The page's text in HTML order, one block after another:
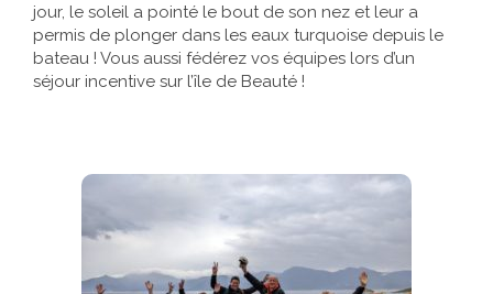
jour, le soleil a pointé le bout de son nez et leur a
permis de plonger dans les eaux turquoise depuis le
bateau ! Vous aussi fédérez vos équipes lors d’un
séjour incentive sur l’île de Beauté !